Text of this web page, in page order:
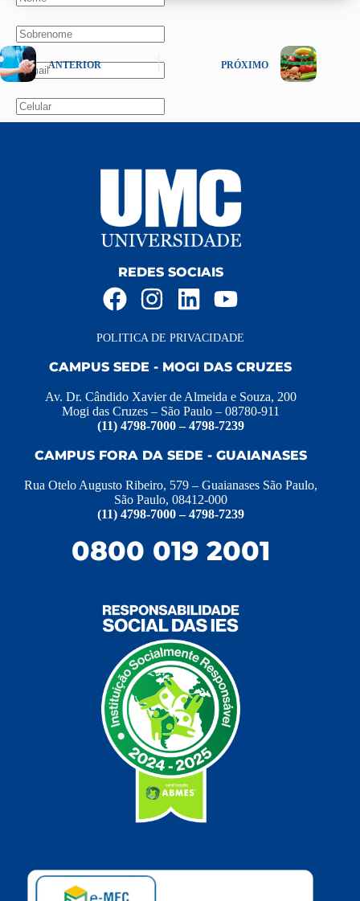
VER POLÍTICA DE PRIVACIDADE.
ANTERIOR PRÓXIMO
REDES SOCIAIS
POLITICA DE PRIVACIDADE
CAMPUS SEDE - MOGI DAS CRUZES
Av. Dr. Cândido Xavier de Almeida e Souza, 200
Mogi das Cruzes – São Paulo – 08780-911
(11) 4798-7000 – 4798-7239
CAMPUS FORA DA SEDE - GUAIANASES
Rua Otelo Augusto Ribeiro, 579 – Guaianases São Paulo,
São Paulo, 08412-000
(11) 4798-7000 – 4798-7239
0800 019 2001